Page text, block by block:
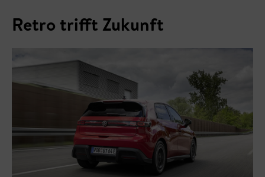
Retro trifft Zukunft